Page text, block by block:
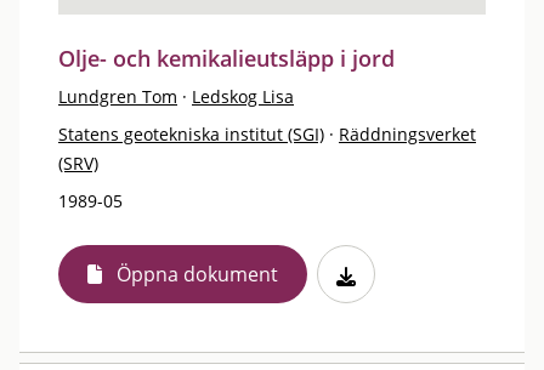
Olje- och kemikalieutsläpp i jord
Lundgren Tom · Ledskog Lisa
Statens geotekniska institut (SGI) · Räddningsverket
(SRV)
1989-05
Öppna dokument